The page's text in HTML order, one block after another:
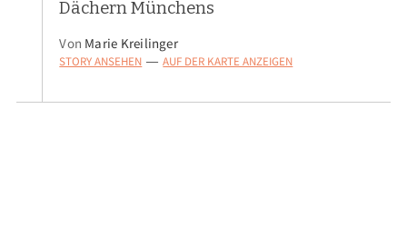
Dächern Münchens
Von Marie Kreilinger
STORY ANSEHEN — AUF DER KARTE ANZEIGEN